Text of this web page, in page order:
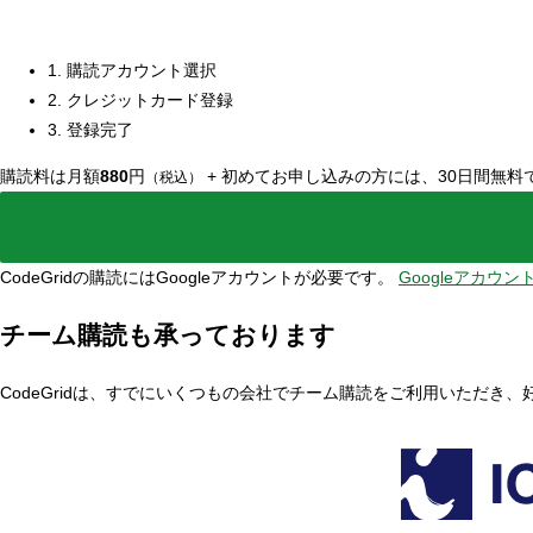
1. 購読アカウント選択
2. クレジットカード登録
3. 登録完了
購読料は月額880円 （税込） + 初めてお申し込みの方には、30日間無料
CodeGridの購読にはGoogleアカウントが必要です。 Googleアカウン
チーム購読も承っております
CodeGridは、すでにいくつもの会社でチーム購読をご利用いただき、